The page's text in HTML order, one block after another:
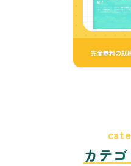
完全無料の就
カテ